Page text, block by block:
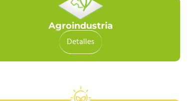
Agroindustria
Detalles